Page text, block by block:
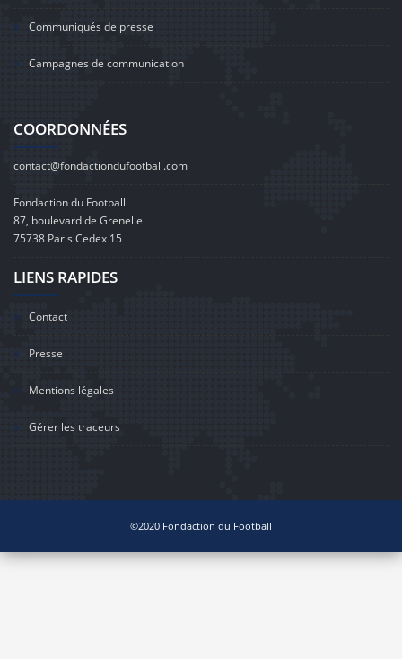
Communiqués de presse
Campagnes de communication
COORDONNÉES
contact@fondactiondufootball.com
Fondaction du Football
87, boulevard de Grenelle
75738 Paris Cedex 15
LIENS RAPIDES
Contact
Presse
Mentions légales
Gérer les traceurs
©2020 Fondaction du Football